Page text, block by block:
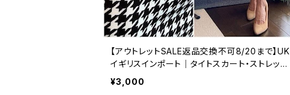
【アウトレットSALE返品交換不可8/20まで】UK
イギリスインポート｜タイトスカート・ストレッ
チ・ジャージ ペンシルスカート/ブラック＆ホワイ
ト千鳥格子(10)(12)
¥3,000